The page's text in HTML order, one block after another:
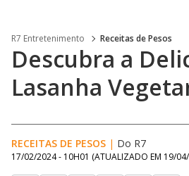
R7 Entretenimento Receitas de Pesos
Descubra a
Lasanha
RECEITAS DE PESOS | Do R7
17/02/2024 - 10H01 (ATUALIZADO EM 19/